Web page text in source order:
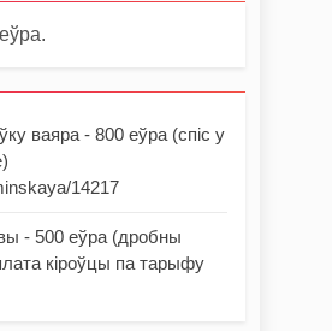
ваяра - 800 еўра (спіс у
14217
- 500 еўра (дробны
кіроўцы па тарыфу